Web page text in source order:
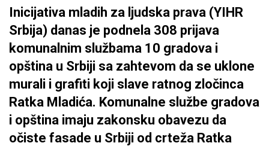
Inicijativa mladih za ljudska prava (YIHR
Srbija) danas je podnela 308 prijava
komunalnim službama 10 gradova i
opština u Srbiji sa zahtevom da se uklone
murali i grafiti koji slave ratnog zločinca
Ratka Mladića. Komunalne službe gradova
i opština imaju zakonsku obavezu da
očiste fasade u Srbiji od crteža Ratka